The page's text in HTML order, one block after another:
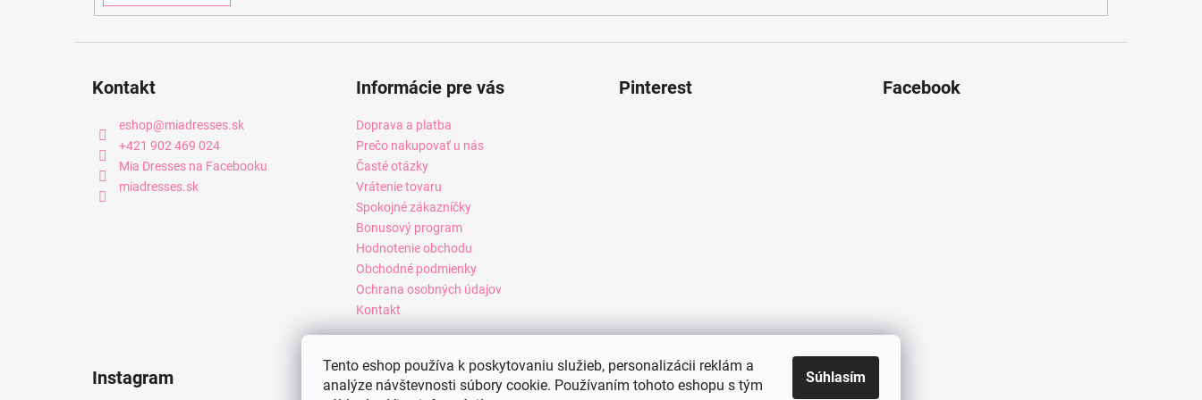
Tento eshop používa k poskytovaniu služieb, personalizácii reklám a
analýze návštevnosti súbory cookie. Používaním tohoto eshopu s tým
Súhlasím
Kontakt
eshop@miadresses.sk
+421 902 469 024
Mia Dresses na Facebooku
miadresses.sk
Informácie pre vás
Doprava a platba
Prečo nakupovať u nás
Časté otázky
Vrátenie tovaru
Spokojné zákazníčky
Bonusový program
Hodnotenie obchodu
Obchodné podmienky
Ochrana osobných údajov
Kontakt
Pinterest Facebook
Instagram